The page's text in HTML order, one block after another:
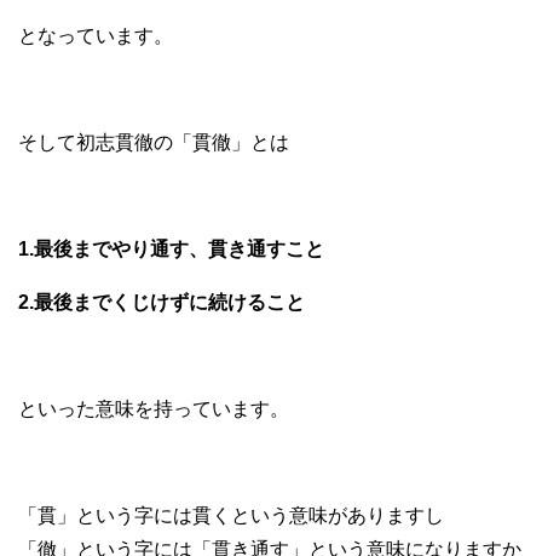
となっています。
そして初志貫徹の「貫徹」とは
1.最後までやり通す、貫き通すこと
2.最後までくじけずに続けること
といった意味を持っています。
「貫」という字には貫くという意味がありますし
「徹」という字には「貫き通す」という意味になりますか